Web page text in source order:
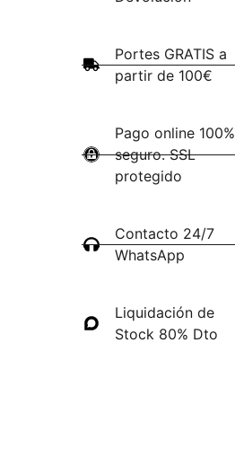
Portes GRATIS a
partir de 100€
Pago online 100%
seguro. SSL
protegido
Contacto 24/7
WhatsApp
Liquidación de
Stock 80% Dto